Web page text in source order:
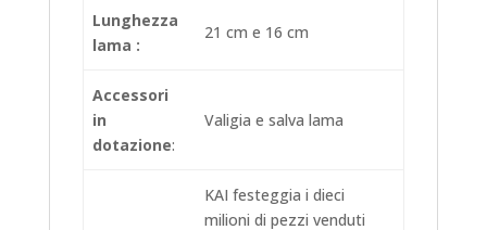
Lunghezza
lama :
21 cm e 16 cm
Accessori
in
dotazione:
Valigia e salva lama
KAI festeggia i dieci
milioni di pezzi venduti